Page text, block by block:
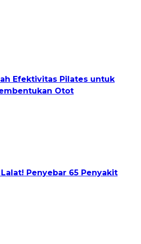
Efektivitas Pilates untuk
Otot
Penyebar 65 Penyakit